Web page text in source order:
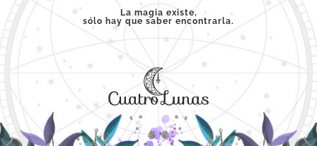
Saltar
contenido
La magia existe,
sólo hay que saber encontrarla.